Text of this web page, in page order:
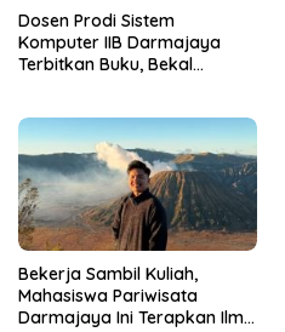
Dosen Prodi Sistem
Komputer IIB Darmajaya
Terbitkan Buku, Bekal
Bekerja Sambil Kuliah,
Mahasiswa Pariwisata
Darmajaya Ini Terapkan Ilmu